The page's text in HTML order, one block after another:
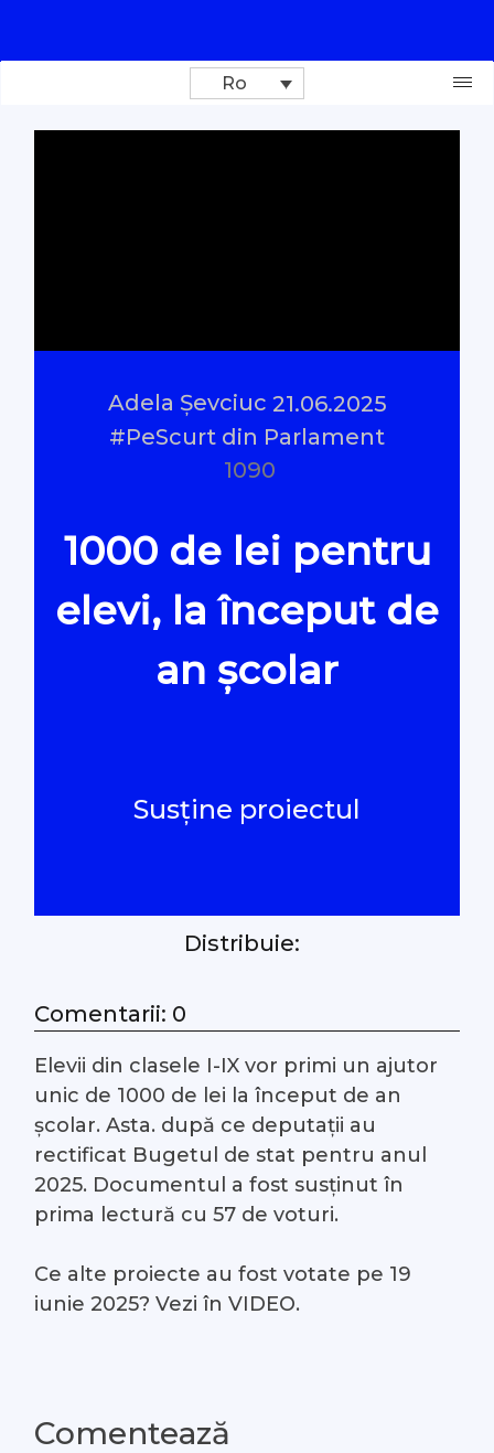
Documentare
Interviu cu sens
Oamenii Legii
#Verificat
#PeScurt din Parlament
#Arhivă LIVE
Despre noi
Contacte
Ro
Adela Șevciuc 21.06.2025
#PeScurt din Parlament
1090
1000 de lei pentru
elevi, la început de
an școlar
Susține proiectul
Distribuie:
Comentarii: 0
Elevii din clasele I-IX vor primi un ajutor
unic de 1000 de lei la început de an
școlar. Asta. după ce deputații au
rectificat Bugetul de stat pentru anul
2025. Documentul a fost susținut în
prima lectură cu 57 de voturi.
Ce alte proiecte au fost votate pe 19
iunie 2025? Vezi în VIDEO.
Comentează